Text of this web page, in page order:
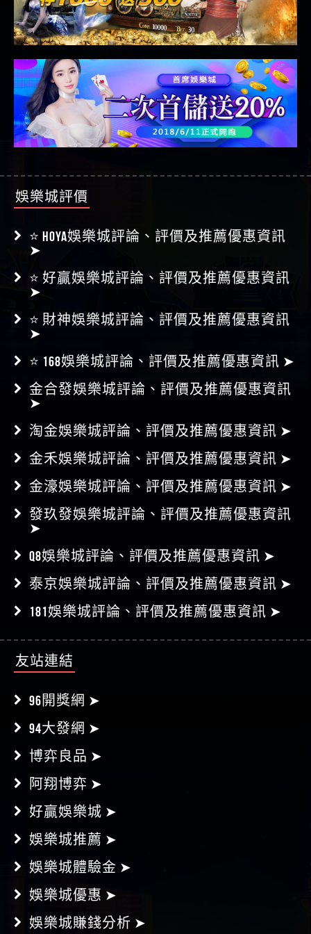
⭐ HOYA娛樂城評論、評價及推薦優惠資訊
⭐ 好贏娛樂城評論、評價及推薦優惠資訊
➤
⭐ 財神娛樂城評論、評價及推薦優惠資訊
➤
⭐ 168娛樂城評論、評價及推薦優惠資訊 ➤
金合發娛樂城評論、評價及推薦優惠資訊
淘金娛樂城評論、評價及推薦優惠資訊 ➤
金禾娛樂城評論、評價及推薦優惠資訊 ➤
金濠娛樂城評論、評價及推薦優惠資訊 ➤
發玖發娛樂城評論、評價及推薦優惠資訊
➤
Q8娛樂城評論、評價及推薦優惠資訊 ➤
泰京娛樂城評論、評價及推薦優惠資訊 ➤
181娛樂城評論、評價及推薦優惠資訊 ➤
96開獎網 ➤
94大發網 ➤
博弈良品 ➤
阿翔博弈 ➤
好贏娛樂城 ➤
娛樂城推薦 ➤
娛樂城體驗金 ➤
娛樂城優惠 ➤
娛樂城賺錢分析 ➤
好博賽事分析 ➤